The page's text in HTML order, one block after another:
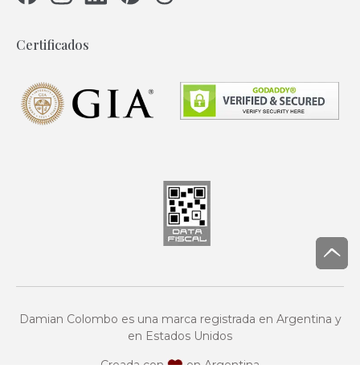
Certificados
Damian Colombo es una marca registrada en Argentina y
en Estados Unidos
Creada con
en Argentina